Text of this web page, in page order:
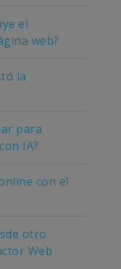
el
web?
la
para
IA?
con el
otro
Web